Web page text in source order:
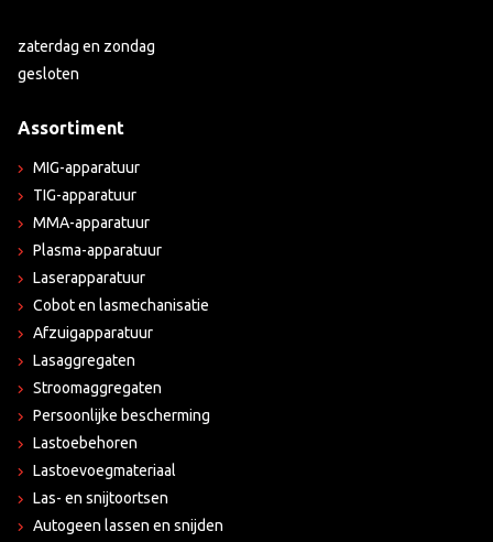
zaterdag en zondag
gesloten
Assortiment
MIG-apparatuur
TIG-apparatuur
MMA-apparatuur
Plasma-apparatuur
Laserapparatuur
Cobot en lasmechanisatie
Afzuigapparatuur
Lasaggregaten
Stroomaggregaten
Persoonlijke bescherming
Lastoebehoren
Lastoevoegmateriaal
Las- en snijtoortsen
Autogeen lassen en snijden